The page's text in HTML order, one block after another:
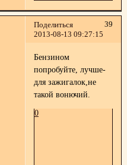
Поделиться
39
2013-08-13 09:27:15
Бензином
попробуйте, лучше-
для зажигалок,не
такой вонючий.
0